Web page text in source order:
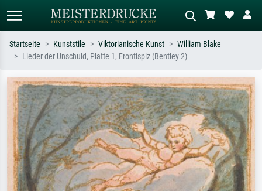
Suchen Sie nach Künstlern, Werktiteln
oder Stilen – z.B. Monet,
Sternennacht, Impressionismus, Welle
Hokusai, Akt.
Beschreiben Sie die Szene – z.B. Grüne
Wiese, Abstrakt mit viel Rot, Dunkles
Ölgemälde, Stehender Akt neben einem
Baum.
Startseite Kunststile Viktorianische Kunst
William Blake
Lieder der Unschuld, Platte 1, Frontispiz (Bentley 2)